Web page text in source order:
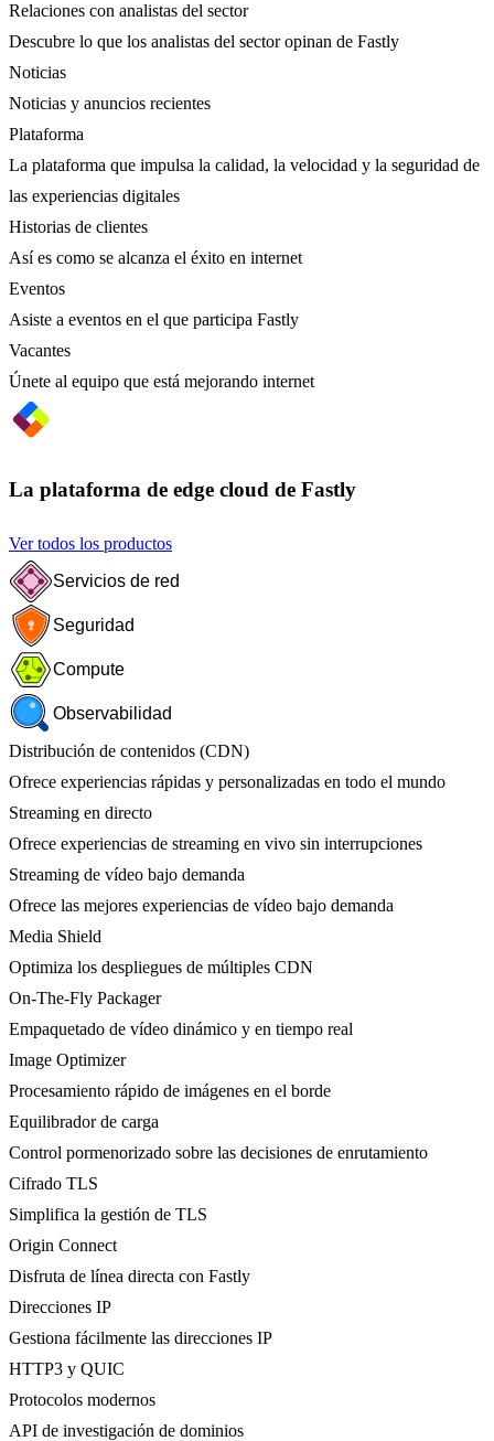
Relaciones con analistas del sector
Descubre lo que los analistas del sector opinan de Fastly
Noticias
Noticias y anuncios recientes
Plataforma
La plataforma que impulsa la calidad, la velocidad y la seguridad de
las experiencias digitales
Historias de clientes
Así es como se alcanza el éxito en internet
Eventos
Asiste a eventos en el que participa Fastly
Vacantes
Únete al equipo que está mejorando internet
La plataforma de edge cloud de Fastly
Ver todos los productos
Servicios de red
Seguridad
Compute
Observabilidad
Distribución de contenidos (CDN)
Ofrece experiencias rápidas y personalizadas en todo el mundo
Streaming en directo
Ofrece experiencias de streaming en vivo sin interrupciones
Streaming de vídeo bajo demanda
Ofrece las mejores experiencias de vídeo bajo demanda
Media Shield
Optimiza los despliegues de múltiples CDN
On-The-Fly Packager
Empaquetado de vídeo dinámico y en tiempo real
Image Optimizer
Procesamiento rápido de imágenes en el borde
Equilibrador de carga
Control pormenorizado sobre las decisiones de enrutamiento
Cifrado TLS
Simplifica la gestión de TLS
Origin Connect
Disfruta de línea directa con Fastly
Direcciones IP
Gestiona fácilmente las direcciones IP
HTTP3 y QUIC
Protocolos modernos
API de investigación de dominios